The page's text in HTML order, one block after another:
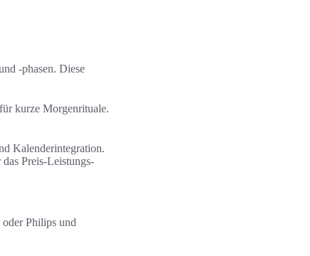
-phasen. Diese
kurze Morgenrituale.
Kalenderintegration.
Preis-Leistungs-
Philips und